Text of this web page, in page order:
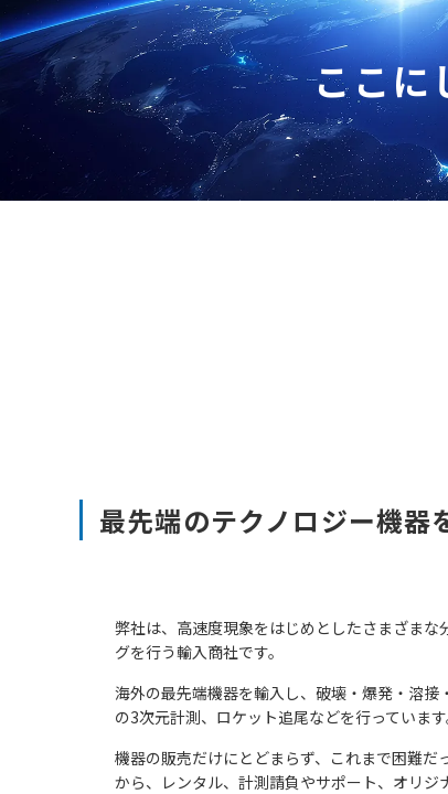
ここに
最先端のテクノロジー機器
弊社は、高速度現象をはじめとしたさまざまな
グを行う輸入商社です。
海外の最先端機器を輸入し、破壊・爆発・溶
の3次元計測、ロケット追尾などを行っています
機器の販売だけにとどまらず、これまで困難
から、レンタル、計測請負やサポート、オリ